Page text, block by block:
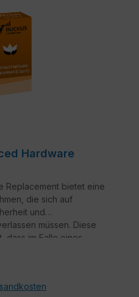
Hardware
Replacement bietet eine
die sich auf
und
müssen. Diese
dass im Falle eines